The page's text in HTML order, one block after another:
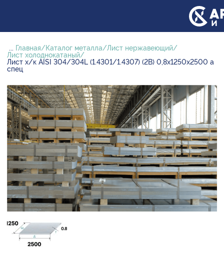
... Главная Каталог металла
Лист нержавеющий
Лист холоднокатаный
Лист х/к AISI 304/304L (1.4301/1.4307) (2B) 0,8х1250х2500 а
спец